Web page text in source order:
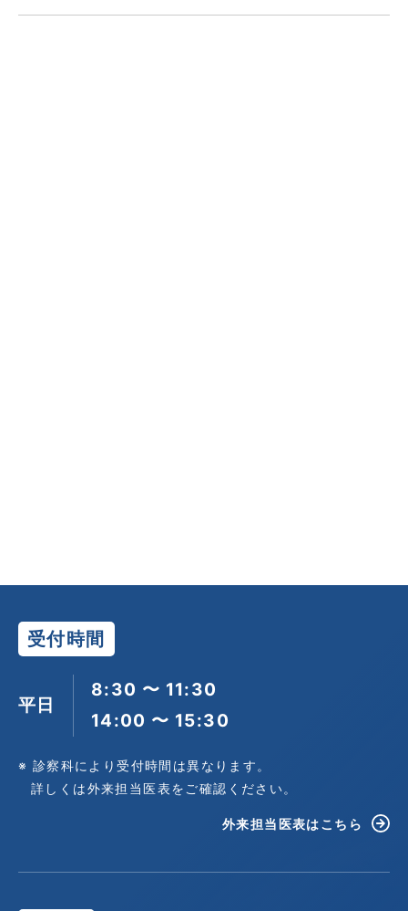
受付時間
平日
8:30 〜 11:30
14:00 〜 15:30
※ 診察科により受付時間は異なります。
詳しくは外来担当医表をご確認ください。
外来担当医表はこちら